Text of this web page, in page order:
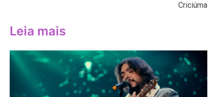
Criciúma
Leia mais